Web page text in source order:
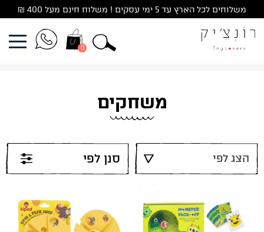
to
content
משלוחים לכל הארץ עד 5 ימי עסקים ! משלוח חינם מעל 400 ₪
0
משחקים
סנן לפי